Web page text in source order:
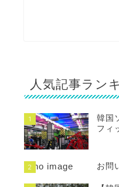
人気記事ラン
1
韓国
フィ
2 お問